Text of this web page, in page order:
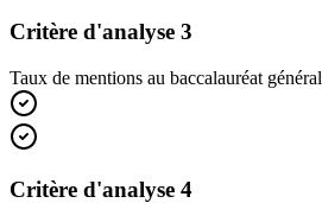
Critère d'analyse 3
Taux de mentions au baccalauréat général
Critère d'analyse 4